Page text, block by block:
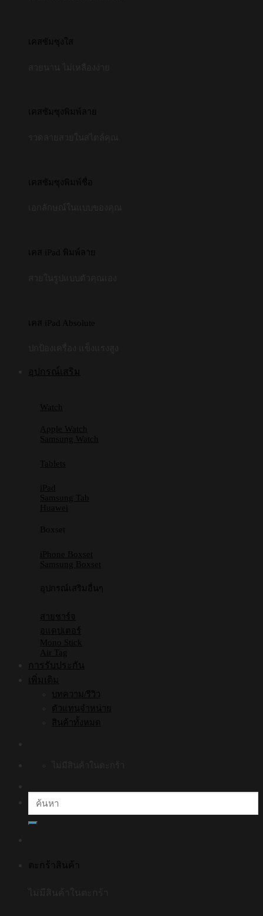
เคสซัมซุงใส
เคสซัมซุงพิมพ์ลาย
เคสซัมซุงพิมพ์ชื่อ
เคส iPad พิมพ์ลาย
เคส iPad Absolute
อุปกรณ์เสริม
Watch
Apple Watch
Samsung Watch
Tablets
iPad
Samsung Tab
Huawei
Boxset
iPhone Boxset
Samsung Boxset
อุปกรณ์เสริมอื่นๆ
สายชาร์จ
อแดปเตอร์
Mono Stick
Air Tag
การรับประกัน
เพิ่มเติม
บทความ/รีวิว
ตัวแทนจำหน่าย
สินค้าทั้งหมด
ค้นหา:
ตะกร้าสินค้า